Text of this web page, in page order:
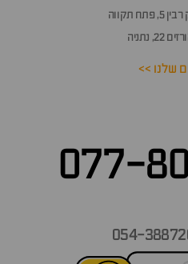
תקווה
נתניה
שלנו >>
077-